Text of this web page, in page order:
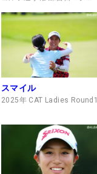
スマイル
2025年 CAT Ladies Round1